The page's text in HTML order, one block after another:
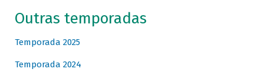
Outras temporadas
Temporada 2025
Temporada 2024